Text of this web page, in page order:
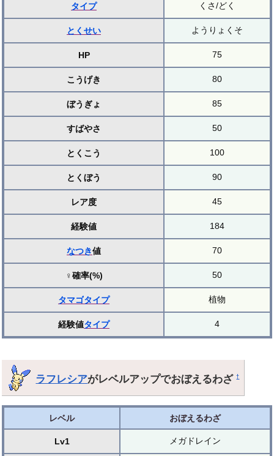
タイプ くさ/どく
とくせい ようりょくそ
HP 75
こうげき 80
ぼうぎょ 85
すばやさ 50
とくこう 100
とくぼう 90
レア度 45
経験値 184
なつき値 70
♀確率(%) 50
タマゴタイプ 植物
経験値タイプ 4
ラフレシアがレベルアップでおぼえるわざ†
レベル おぼえるわざ
Lv1 メガドレイン